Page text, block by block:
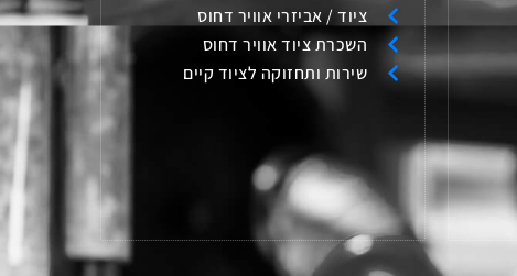
ציוד / אביזרי אוויר דחוס
השכרת ציוד אוויר דחוס
שירות ותחזוקה לציוד קיים